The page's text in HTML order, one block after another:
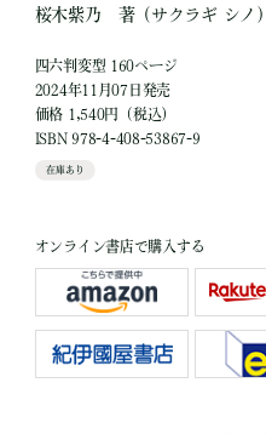
桜木紫乃 著（サクラギ シノ）
四六判変型 160ページ
2024年11月07日発売
価格 1,540円（税込）
ISBN 978-4-408-53867-9
在庫あり
オンライン書店で購入する